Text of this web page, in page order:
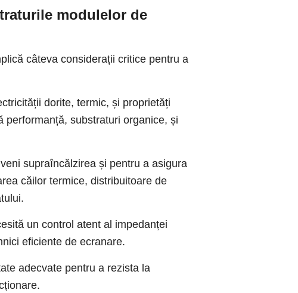
modulelor de
câteva considerații critice pentru a
dorite, termic, și proprietăți
substraturi organice, și
supraîncălzirea și pentru a asigura
căilor termice, distribuitoare de
un control atent al impedanței
eficiente de ecranare.
adecvate pentru a rezista la